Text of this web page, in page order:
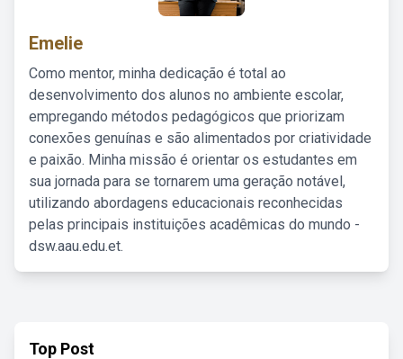
Emelie
Como mentor, minha dedicação é total ao
desenvolvimento dos alunos no ambiente escolar,
empregando métodos pedagógicos que priorizam
conexões genuínas e são alimentados por criatividade
e paixão. Minha missão é orientar os estudantes em
sua jornada para se tornarem uma geração notável,
utilizando abordagens educacionais reconhecidas
pelas principais instituições acadêmicas do mundo -
dsw.aau.edu.et.
Top Post